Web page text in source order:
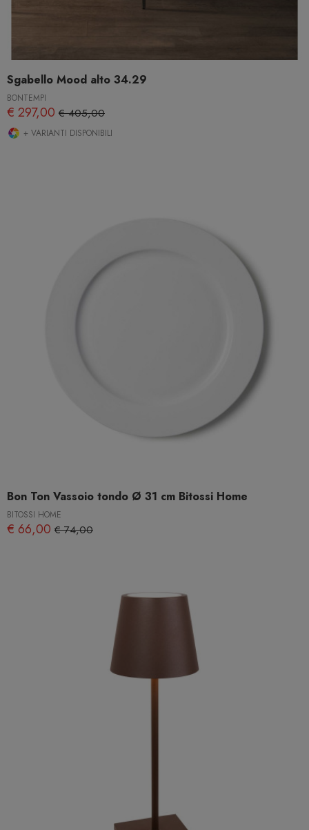
Sgabello Mood alto 34.29
BONTEMPI
€ 297,00 € 405,00
+ VARIANTI DISPONIBILI
Bon Ton Vassoio tondo Ø 31 cm Bitossi Home
BITOSSI HOME
€ 66,00 € 74,00